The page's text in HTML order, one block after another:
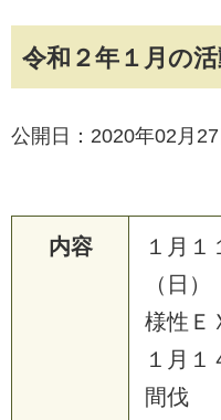
令和２年１月の
公開日：2020年02月
内容 １ 月 １
（ 日 ）
様性 Ｅ
１ 月 １
間伐